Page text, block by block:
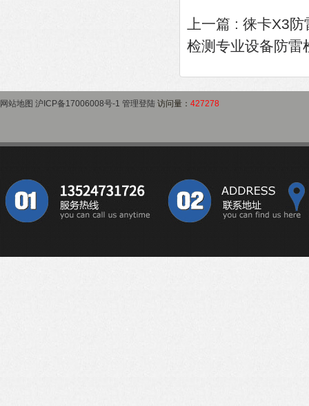
上一篇 : 徕卡X3防
检测专业设备防雷
网站地图 沪ICP备17006008号-1 管理登陆 访问量： 427278